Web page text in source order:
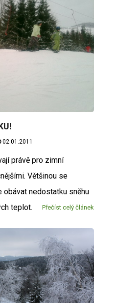
02.01.2011
právě pro zimní
Většinou se
obávat nedostatku sněhu
teplot.
Přečíst celý článek